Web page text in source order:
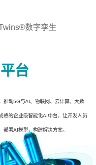
数字孪生
台
推动5G与AI、物联网、云计算、大数
熟的企业级智能化AI中台，让开发人员
署AI模型，构建解决方案。